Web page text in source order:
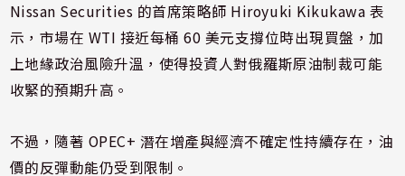
Nissan Securities 的首席策略師 Hiroyuki Kikukawa 表
示，市場在 WTI 接近每桶 60 美元支撐位時出現買盤，加
上地緣政治風險升溫，使得投資人對俄羅斯原油制裁可能
收緊的預期升高。
不過，隨著 OPEC+ 潛在增產與經濟不確定性持續存在，油
價的反彈動能仍受到限制。